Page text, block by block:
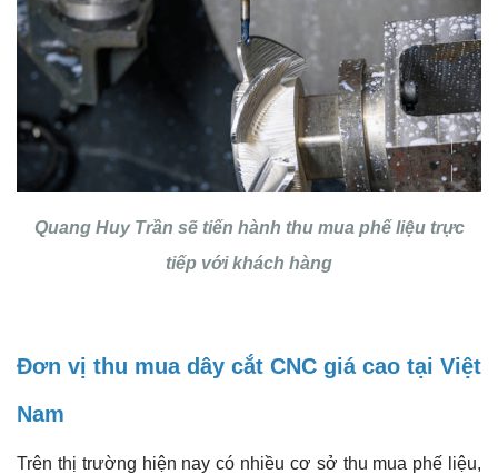
Quang Huy Trần sẽ tiến hành thu mua phế liệu trực
tiếp với khách hàng
Đơn vị thu mua dây cắt CNC giá cao tại Việt
Nam
Trên thị trường hiện nay có nhiều cơ sở thu mua phế liệu,